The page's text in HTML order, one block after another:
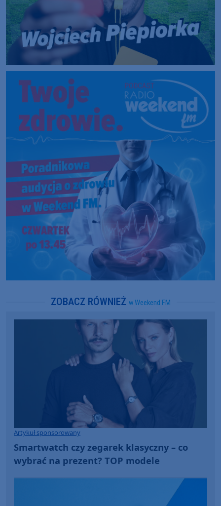
ZOBACZ RÓWNIEŻ w Weekend FM
Artykuł sponsorowany
Smartwatch czy zegarek klasyczny – co
wybrać na prezent? TOP modele